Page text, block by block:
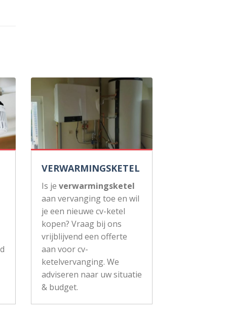
VERWARMINGSKETEL
Is je verwarmingsketel
aan vervanging toe en wil
je een nieuwe cv-ketel
kopen? Vraag bij ons
vrijblijvend een offerte
aan voor cv-
ketelvervanging. We
adviseren naar uw situatie
& budget.